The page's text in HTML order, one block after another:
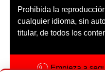
Prohibida la
cualquier idioma, sin
titular, de todos los
Empieza a